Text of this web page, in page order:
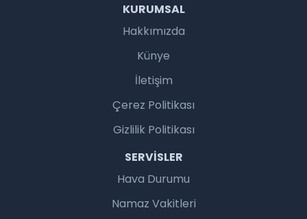
KURUMSAL
Hakkımızda
Künye
İletişim
Çerez Politikası
Gizlilik Politikası
SERVISLER
Hava Durumu
Namaz Vakitleri